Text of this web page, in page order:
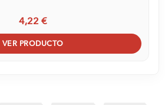
4,22 €
VER PRODUCTO